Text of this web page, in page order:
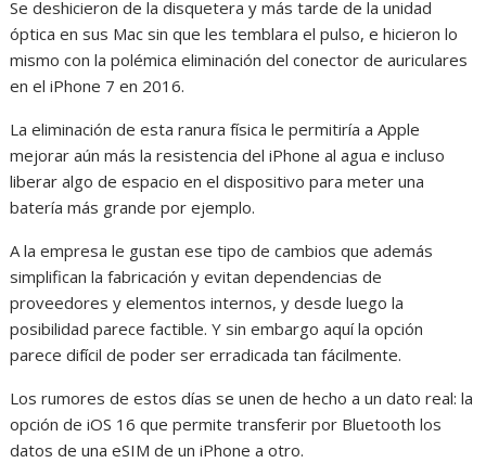
Se deshicieron de la disquetera y más tarde de la unidad
óptica en sus Mac sin que les temblara el pulso, e hicieron lo
mismo con la polémica eliminación del conector de auriculares
en el iPhone 7 en 2016.
La eliminación de esta ranura física le permitiría a Apple
mejorar aún más la resistencia del iPhone al agua e incluso
liberar algo de espacio en el dispositivo para meter una
batería más grande por ejemplo.
A la empresa le gustan ese tipo de cambios que además
simplifican la fabricación y evitan dependencias de
proveedores y elementos internos, y desde luego la
posibilidad parece factible. Y sin embargo aquí la opción
parece difícil de poder ser erradicada tan fácilmente.
Los rumores de estos días se unen de hecho a un dato real: la
opción de iOS 16 que permite transferir por Bluetooth los
datos de una eSIM de un iPhone a otro.